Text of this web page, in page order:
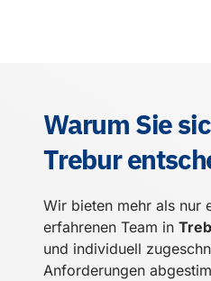
Warum Sie
Trebur
Wir bieten mehr als nur
erfahrenen Team in
und individuell
Anforderungen